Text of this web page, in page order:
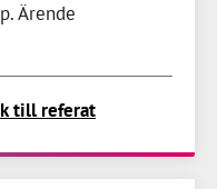
Ärende
till referat